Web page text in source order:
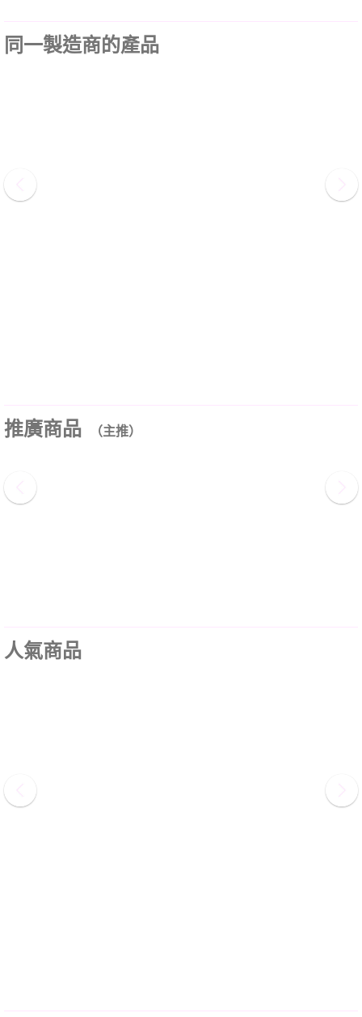
同一製造商的產品
推廣商品 （主推）
人氣商品